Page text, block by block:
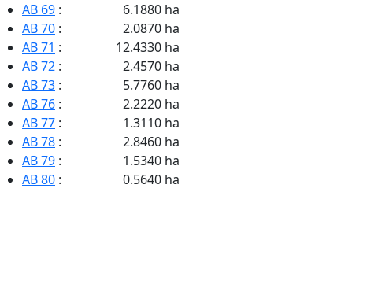
AB 69 :
6.1880 ha
AB 70 :
2.0870 ha
AB 71 :
12.4330 ha
AB 72 :
2.4570 ha
AB 73 :
5.7760 ha
AB 76 :
2.2220 ha
AB 77 :
1.3110 ha
AB 78 :
2.8460 ha
AB 79 :
1.5340 ha
AB 80 :
0.5640 ha